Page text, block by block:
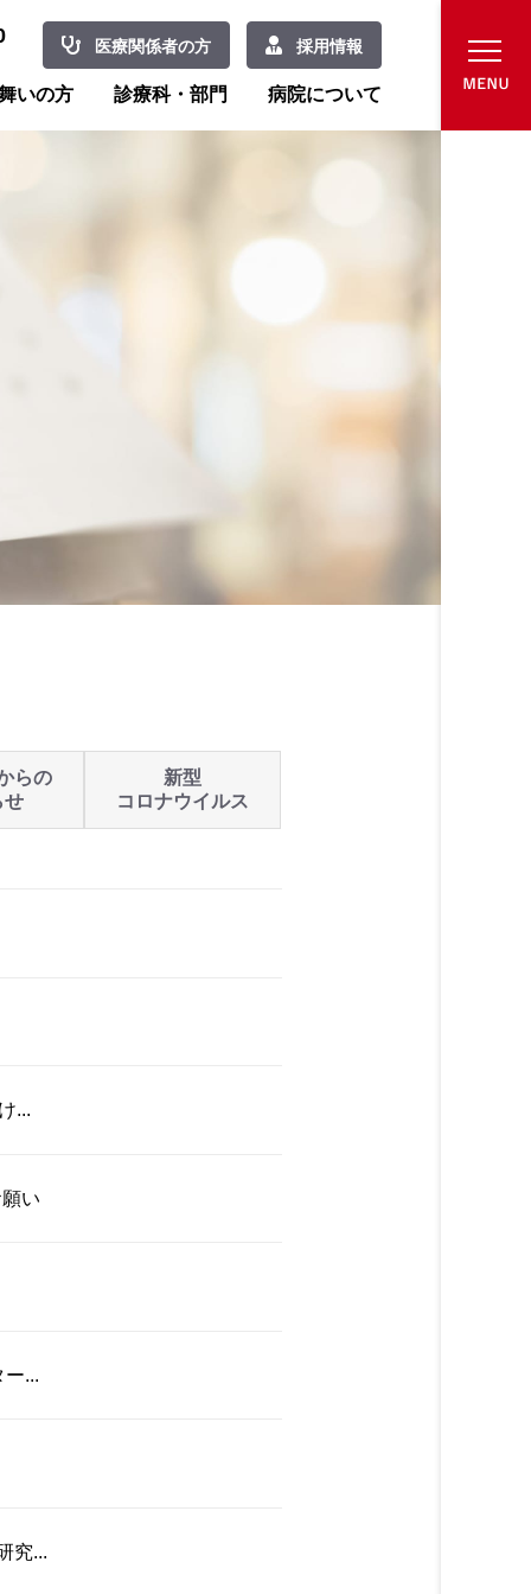
医療関係者の方 採用情報
いの方 診療科・部門 病院について
らの
せ
新型
コロナウイルス
...
い
...
究...